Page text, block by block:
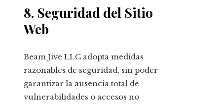
8. Seguridad del Sitio
Web
Beam Jive LLC adopta medidas
razonables de seguridad, sin poder
garantizar la ausencia total de
vulnerabilidades o accesos no